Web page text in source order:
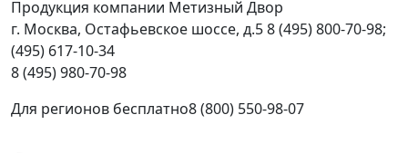
Продукция компании Метизный Двор
г. Москва, Остафьевское шоссе, д.58 (495) 800-70-98;
(495) 617-10-34
8 (495) 980-70-98
Для регионов бесплатно8 (800) 550-98-07